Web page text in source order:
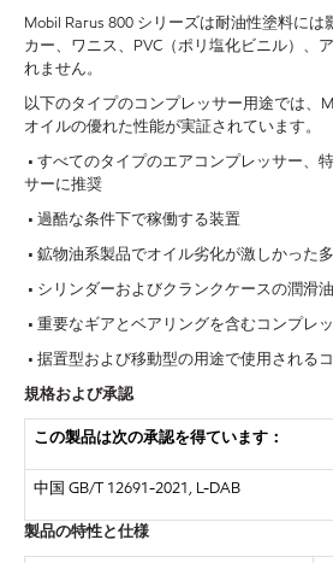
Mobil Rarus 800 シリーズは耐油性塗料に
カー、ワニス、PVC（ポリ塩化ビニル）、
れません。
以下のタイプのコンプレッサー用途では、
オイルの優れた性能が実証されています。
• すべてのタイプのエアコンプレッサー、
サーに推奨
• 過酷な条件下で稼働する装置
• 鉱物油系製品でオイル劣化が激しかった
• シリンダーおよびクランクケースの潤滑
• 重要なギアとベアリングを含むコンプレ
• 据置型および移動型の用途で使用される
規格および承認
この製品は次の承認を得ています：
中国 GB/T 12691-2021, L-DAB
製品の特性と仕様